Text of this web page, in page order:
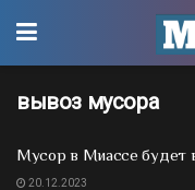
вывоз мусора
Мусор в Миассе будет
20.12.2023